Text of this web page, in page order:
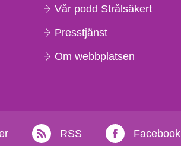
Vår podd Strålsäkert
Presstjänst
Om webbplatsen
RSS Facebook